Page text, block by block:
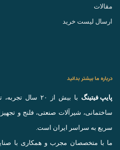
مقالات
ارسال لیست خرید
درباره ما بیشتر بدانید
پایپ فیتینگ
با بیش از ۲۰
ساختمانی، شیرآلات صنعتی، فلنج و
سریع به سراسر ایران است.
ما با متخصصان مجرب و همکاری با